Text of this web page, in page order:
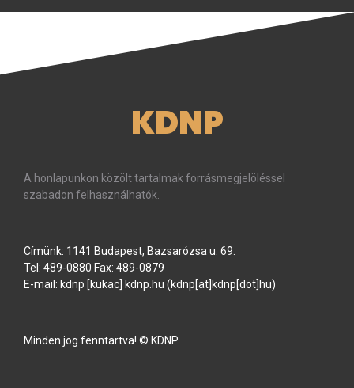
KDNP
A honlapunkon közölt tartalmak forrásmegjelöléssel
szabadon felhasználhatók.
Címünk: 1141 Budapest, Bazsarózsa u. 69.
Tel: 489-0880 Fax: 489-0879
E-mail: kdnp [kukac] kdnp.hu (kdnp[at]kdnp[dot]hu)
Minden jog fenntartva! © KDNP